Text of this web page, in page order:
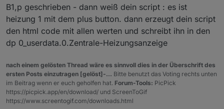
B1,p geschrieben - dann weiß dein script : es ist
heizung 1 mit dem plus button. dann erzeugt dein script
den html code mit allen werten und schreibt ihn in den
dp 0_userdata.0.Zentrale-Heizungsanzeige
nach einem gelösten Thread wäre es sinnvoll dies in der Überschrift des
ersten Posts einzutragen [gelöst]-... Bitte benutzt das Voting rechts unten
im Beitrag wenn er euch geholfen hat. Forum-Tools: PicPick
https://picpick.app/en/download/ und ScreenToGif
https://www.screentogif.com/downloads.html